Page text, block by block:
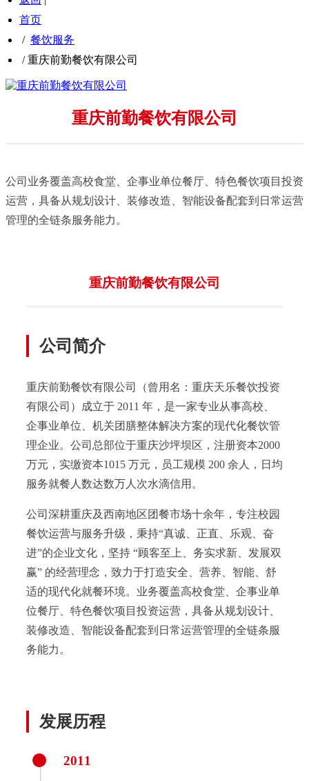
首页
/ 餐饮服务
/重庆前勤餐饮有限公司
重庆前勤餐饮有限公司
公司业务覆盖高校食堂、企事业单位餐厅、特色餐饮项目投资
运营，具备从规划设计、装修改造、智能设备配套到日常运营
管理的全链条服务能力。
重庆前勤餐饮有限公司
公司简介
重庆前勤餐饮有限公司（曾用名：重庆天乐餐饮投资
有限公司）成立于 2011 年，是一家专业从事高校、
企事业单位、机关团膳整体解决方案的现代化餐饮管
理企业。公司总部位于重庆沙坪坝区，注册资本2000
万元，实缴资本1015 万元，员工规模 200 余人，日均
服务就餐人数达数万人次水滴信用。
公司深耕重庆及西南地区团餐市场十余年，专注校园
餐饮运营与服务升级，秉持“真诚、正直、乐观、奋
进”的企业文化，坚持 “顾客至上、务实求新、发展双
赢” 的经营理念，致力于打造安全、营养、智能、舒
适的现代化就餐环境。业务覆盖高校食堂、企事业单
位餐厅、特色餐饮项目投资运营，具备从规划设计、
装修改造、智能设备配套到日常运营管理的全链条服
务能力。
发展历程
2011